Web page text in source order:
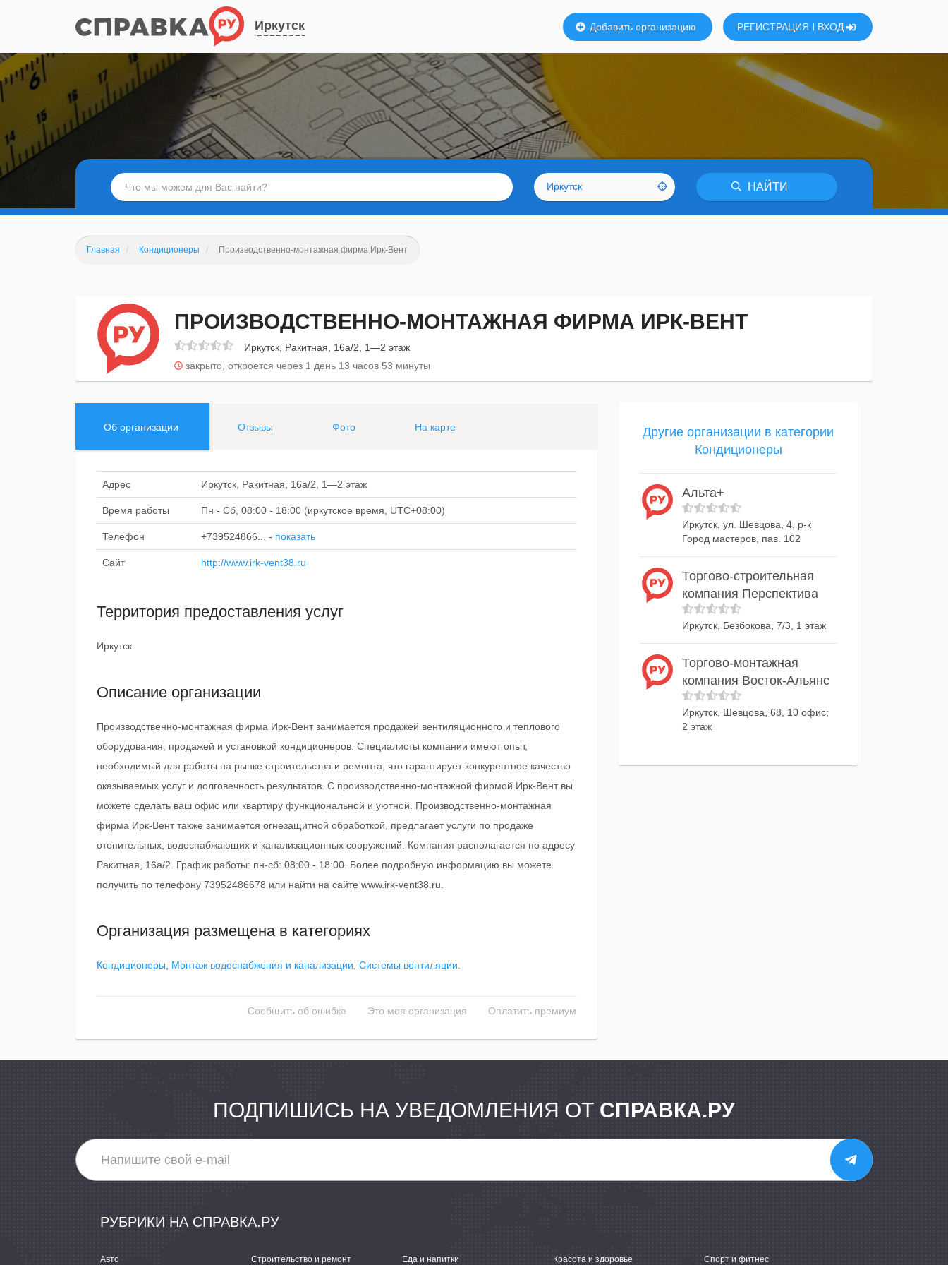
Иркутск Добавить организацию РЕГИСТРАЦИЯ ВХОД
Иркутск НАЙТИ
Главная Кондиционеры Производственно-монтажная фирма Ирк-Вент
ПРОИЗВОДСТВЕННО-МОНТАЖНАЯ ФИРМА ИРК-ВЕНТ
Иркутск, Ракитная, 16а/2, 1—2 этаж
закрыто, откроется через 1 день 13 часов 53 минуты
Об организации Отзывы Фото На карте
Адрес Иркутск, Ракитная, 16а/2, 1—2 этаж
Время работы Пн - Сб, 08:00 - 18:00 (иркутское время, UTC+08:00)
Телефон +739524866... - показать
Сайт http://www.irk-vent38.ru
Территория предоставления услуг
Иркутск.
Описание организации
Производственно-монтажная фирма Ирк-Вент занимается продажей вентиляционного и теплового
оборудования, продажей и установкой кондиционеров. Специалисты компании имеют опыт,
необходимый для работы на рынке строительства и ремонта, что гарантирует конкурентное качество
оказываемых услуг и долговечность результатов. C производственно-монтажной фирмой Ирк-Вент вы
можете сделать ваш офис или квартиру функциональной и уютной. Производственно-монтажная
фирма Ирк-Вент также занимается огнезащитной обработкой, предлагает услуги по продаже
отопительных, водоснабжающих и канализационных сооружений. Компания располагается по адресу
Ракитная, 16а/2. График работы: пн-сб: 08:00 - 18:00. Более подробную информацию вы можете
получить по телефону 73952486678 или найти на сайте www.irk-vent38.ru.
Организация размещена в категориях
Кондиционеры Монтаж водоснабжения и канализации Системы вентиляции
Сообщить об ошибке Это моя организация Оплатить премиум
Другие организации в категории
Кондиционеры
Альта+
Иркутск, ул. Шевцова, 4, р-к
Город мастеров, пав. 102
Торгово-строительная
компания Перспектива
Иркутск, Безбокова, 7/3, 1 этаж
Торгово-монтажная
компания Восток-Альянс
Иркутск, Шевцова, 68, 10 офис;
2 этаж
ПОДПИШИСЬ НА УВЕДОМЛЕНИЯ ОТ СПРАВКА.РУ
РУБРИКИ НА СПРАВКА.РУ
Авто Строительство и ремонт Еда и напитки Красота и здоровье Спорт и фитнес